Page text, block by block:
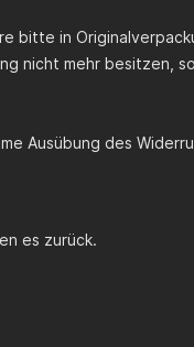
bitte in
nicht mehr
Ausübung des
es zurück.